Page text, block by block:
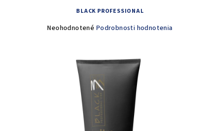
BLACK PROFESSIONAL
Priemerné
hviezdičiek.
Neohodnotené Podrobnosti hodnotenia